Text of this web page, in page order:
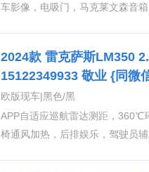
车影像，电吸门，马克莱文森音
助
2024款 雷克萨斯LM350
15122349933 敬业 {同微
藏消费
欧版现车|黑色/黑
APP自适应巡航雷达测距，360℃
椅通风加热，后排娱乐，驾驶员